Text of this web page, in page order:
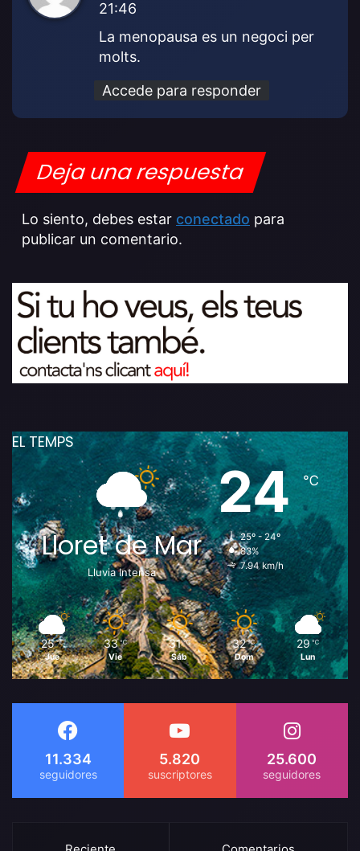
c
21:46
La menopausa es un negoci per
molts.
Accede para responder
Deja una respuesta
Lo siento, debes estar conectado para
publicar un comentario.
EL TEMPS
Lloret de Mar
Lluvia Intensa
24℃
25º - 24º
83%
7.94 km/h
25 ℃
Jue
33 ℃
Vie
31 ℃
Sáb
32 ℃
Dom
29 ℃
Lun
11.334 5.820 25.600